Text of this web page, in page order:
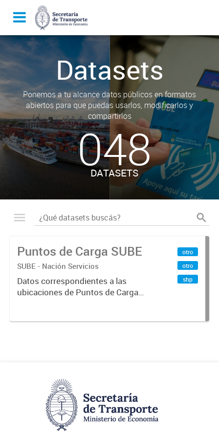
Datasets
Ponemos a tu alcance datos públicos en formatos
abiertos para que puedas usarlos, modificarlos y
compartirlos
048
DATASETS
Puntos de Carga SUBE
SUBE - Nación Servicios
Datos correspondientes a las
ubicaciones de Puntos de Carga
otro
otro
shp